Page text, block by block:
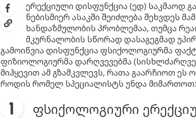
ერექციული დისფუნქცია (ედ) საკმაოდ
ნებისმიერ ასაკში შეიძლება შეხვდეს
ხანდაზმულობის პრობლემაა, თუმცა
მკურნალობის სწორად დასაგეგმად
გამოიწვია დისფუნქცია ფსიქოლოგიურმა
ფიზიოლოგიურმა დარღვევებმა
მიჰყევით ამ გზამკვლევს, რათა გაარჩიოთ
როდის რომელ სპეციალისტს უნდა მიმართოთ:
ფსიქოლოგიური